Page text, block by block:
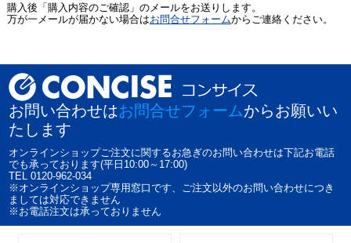
購入後「購入内容のご確認」のメールをお送りします。
万が一メールが届かない場合はお問合せフォームからご連絡ください。
お問い合わせはお問合せフォームからお願いい
たします
オンラインショップご注文に関するお急ぎのお問い合わせは下記お電話
でも承っております(平日10:00～17:00)
TEL 0120-962-034
※オンラインショップ専用窓口です、ご注文以外のお問い合わせにつき
ましては対応できません
※お電話注文は承っておりません